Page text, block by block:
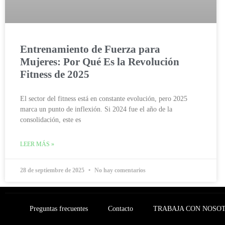
Entrenamiento de Fuerza para
Mujeres: Por Qué Es la Revolución
Fitness de 2025
El sector del fitness está en constante evolución, pero 2025
marca un punto de inflexión. Si 2024 fue el año de la
consolidación, este es
LEER MÁS »
28 de septiembre de 2025 No hay comentarios
Preguntas frecuentes Contacto TRABAJA CON